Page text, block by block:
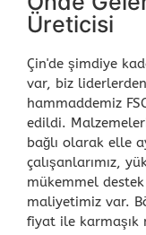
Üreticisi
Çin'de şimdiye
var, biz
hammaddemiz
edildi. Malzemeleri
bağlı olarak elle
çalışanlarımız,
mükemmel
maliyetimiz var.
fiyat ile karmaşık